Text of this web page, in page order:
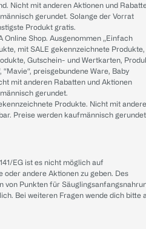
Nicht mit anderen Aktionen und
gerundet. Solange der Vorrat
Produkt gratis.
Online Shop. Ausgenommen „Einfach
mit SALE gekennzeichnete Produkte,
Gutschein- und Wertkarten,
“Mavie“, preisgebundene Ware, Baby
mit anderen Rabatten und Aktionen
gerundet.
Produkte. Nicht mit
Preise werden kaufmännisch
EG ist es nicht möglich auf
oder andere Aktionen zu geben. Des
von Punkten für
Bei weiteren Fragen wende dich bitte